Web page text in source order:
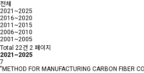
전체
2021~2025
2016~2020
2011~2015
2006~2010
2001~2005
Total 22건 2 페이지
2021~2025
7
"METHOD FOR MANUFACTURING CARBON FIBER